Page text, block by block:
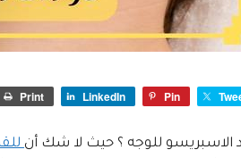
Pin
LinkedIn
Print
الاسبريسو للوجه ؟ حيث لا شك أن